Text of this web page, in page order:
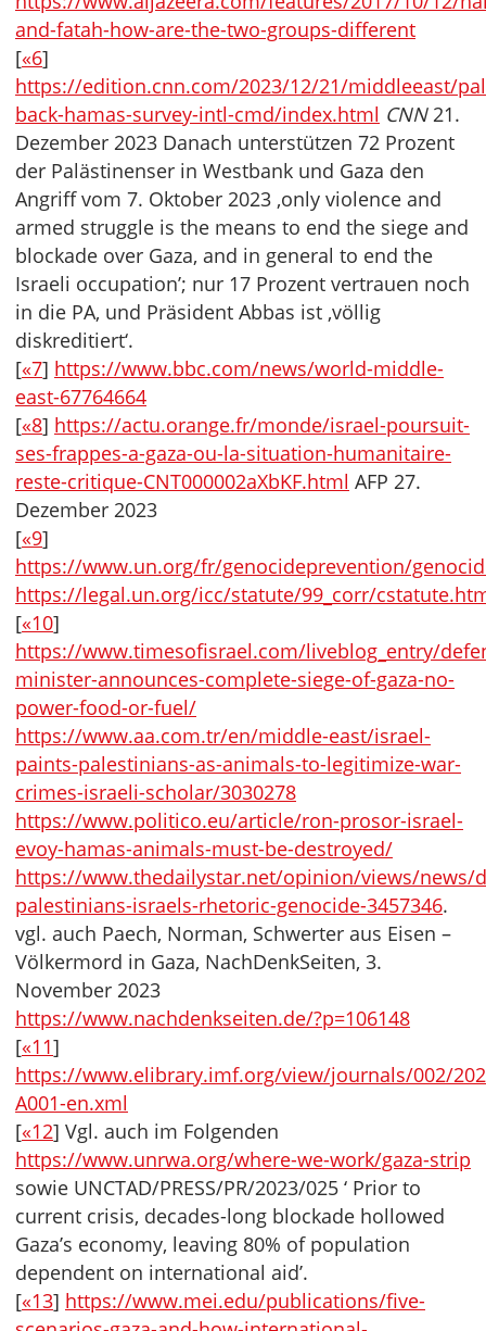
and-fatah-how-are-the-two-groups-different
[«6]
https://edition.cnn.com/2023/12/21/middleeast/
back-hamas-survey-intl-cmd/index.html CNN21.
Dezember 2023 Danach unterstützen 72 Prozent
der Palästinenser in Westbank und Gaza den
Angriff vom 7. Oktober 2023 ‚only violence and
armed struggle is the means to end the siege and
blockade over Gaza, and in general to end the
Israeli occupation’; nur 17 Prozent vertrauen noch
in die PA, und Präsident Abbas ist ‚völlig
diskreditiert‘.
[«7] https://www.bbc.com/news/world-middle-
east-67764664
[«8] https://actu.orange.fr/monde/israel-poursuit-
ses-frappes-a-gaza-ou-la-situation-humanitaire-
reste-critique-CNT000002aXbKF.html AFP 27.
Dezember 2023
[«9]
https://www.un.org/fr/genocideprevention/
https://legal.un.org/icc/statute/99_corr/
[«10]
https://www.timesofisrael.com/liveblog_entry/
minister-announces-complete-siege-of-gaza-no-
power-food-or-fuel/
https://www.aa.com.tr/en/middle-east/israel-
paints-palestinians-as-animals-to-legitimize-war-
crimes-israeli-scholar/3030278
https://www.politico.eu/article/ron-prosor-israel-
evoy-hamas-animals-must-be-destroyed/
https://www.thedailystar.net/opinion/views/news/
palestinians-israels-rhetoric-genocide-3457346.
vgl. auch Paech, Norman, Schwerter aus Eisen –
Völkermord in Gaza, NachDenkSeiten, 3.
November 2023
https://www.nachdenkseiten.de/?p=106148
[«11]
https://www.elibrary.imf.org/view/journals/002/
A001-en.xml
[«12] Vgl. auch im Folgenden
https://www.unrwa.org/where-we-work/gaza-strip
sowie UNCTAD/PRESS/PR/2023/025 ‘ Prior to
current crisis, decades-long blockade hollowed
Gaza’s economy, leaving 80% of population
dependent on international aid’.
[«13] https://www.mei.edu/publications/five-